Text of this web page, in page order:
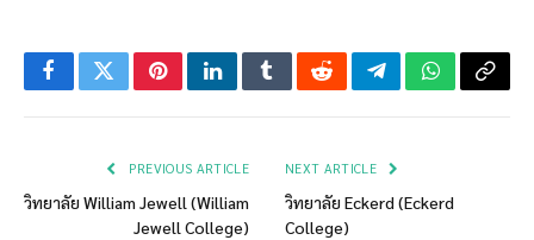
FacebookTwitterPinterestLinkedInTumblrRedditTelegramWhatsApp
Copy
PREVIOUS ARTICLE
วิทยาลัย William Jewell (William
Jewell College)
NEXT ARTICLE
วิทยาลัย Eckerd (Eckerd
College)